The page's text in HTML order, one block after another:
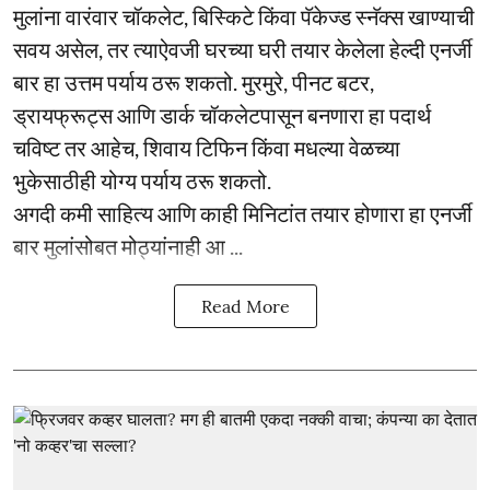
मुलांना वारंवार चॉकलेट, बिस्किटे किंवा पॅकेज्ड स्नॅक्स खाण्याची
सवय असेल, तर त्याऐवजी घरच्या घरी तयार केलेला हेल्दी एनर्जी
बार हा उत्तम पर्याय ठरू शकतो. मुरमुरे, पीनट बटर,
ड्रायफ्रूट्स आणि डार्क चॉकलेटपासून बनणारा हा पदार्थ
चविष्ट तर आहेच, शिवाय टिफिन किंवा मधल्या वेळच्या
भुकेसाठीही योग्य पर्याय ठरू शकतो.
अगदी कमी साहित्य आणि काही मिनिटांत तयार होणारा हा एनर्जी
बार मुलांसोबत मोठ्यांनाही आ ...
Read More